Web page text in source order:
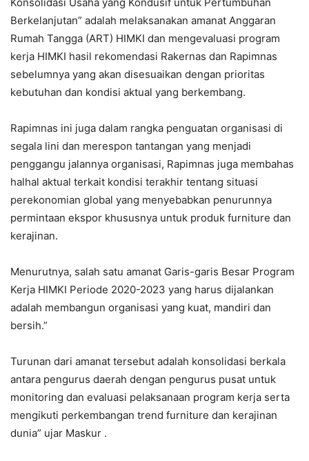
Berkelanjutan” adalah melaksanakan amanat Anggaran
Rumah Tangga (ART) HIMKI dan mengevaluasi program
kerja HIMKI hasil rekomendasi Rakernas dan Rapimnas
sebelumnya yang akan disesuaikan dengan prioritas
kebutuhan dan kondisi aktual yang berkembang.
Rapimnas ini juga dalam rangka penguatan organisasi di
segala lini dan merespon tantangan yang menjadi
penggangu jalannya organisasi, Rapimnas juga membahas
halhal aktual terkait kondisi terakhir tentang situasi
perekonomian global yang menyebabkan penurunnya
permintaan ekspor khususnya untuk produk furniture dan
kerajinan.
Menurutnya, salah satu amanat Garis-garis Besar Program
Kerja HIMKI Periode 2020-2023 yang harus dijalankan
adalah membangun organisasi yang kuat, mandiri dan
bersih.”
Turunan dari amanat tersebut adalah konsolidasi berkala
antara pengurus daerah dengan pengurus pusat untuk
monitoring dan evaluasi pelaksanaan program kerja serta
mengikuti perkembangan trend furniture dan kerajinan
dunia” ujar Maskur .